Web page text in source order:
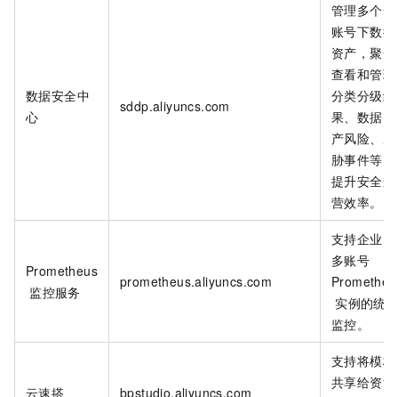
数据安全中
心
sddp.aliyuncs.com
管理多个云
账号下数据
资产，聚合
查看和管理
分类分级结
果、数据资
产风险、威
胁事件等，
提升安全运
营效率。
Prometheus
监控服务
prometheus.aliyuncs.com
支持企业内
多账号
实例的统
监控。
云速搭 bpstudio.aliyuncs.com
支持将模板
共享给资源